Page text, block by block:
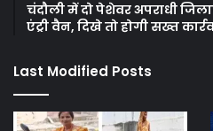
चंदौली में दो पेशेवर अपराधी
एंट्री वैन, दिखे तो होगी सख्त
Last Modified Posts